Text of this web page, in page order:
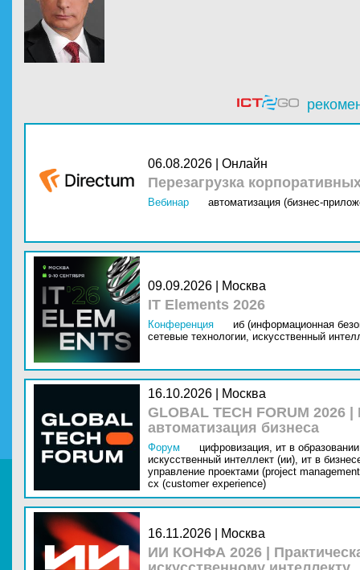
06.08.2026 | Онлайн
Перезагрузка
Вебинар автоматизация (бизнес-
09.09.2026 | Москва
IT Elements 2026
Конференция
иб (информационная
сетевые технологии, искусственный
16.10.2026 | Москва
GLOBAL TECH FORUM
автоматизация бизнеса
Форум цифровизация, ит в
искусственный интеллект (ии), ит в
управление проектами (project
cx (customer experience)
16.11.2026 | Москва
ИИ КОНФА 2026 |